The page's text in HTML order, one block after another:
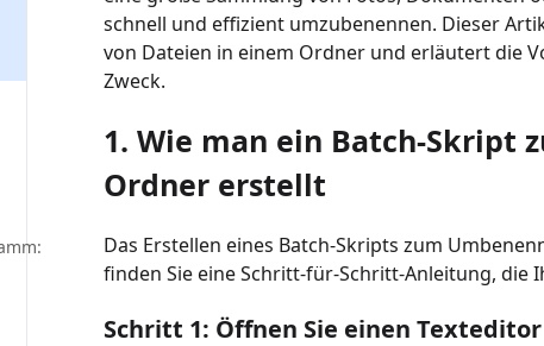
schnell und effizient umzubenennen. Dieser
von Dateien in einem Ordner und erläutert die
Zweck.
1. Wie man ein Batch-Skript
Ordner erstellt
Das Erstellen eines Batch-Skripts zum
finden Sie eine Schritt-für-Schritt-Anleitung, die
Schritt 1: Öffnen Sie einen Texteditor